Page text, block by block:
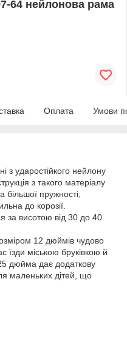
64 нейлонова рама
Оплата Умови
з ударостійкого нейлону
з такого матеріалу
пружності,
до корозії.
за висотою від 30 до 40
12 дюймів чудово
їзди міською бруківкою й
дюйма дає додаткову
маленьких дітей, що